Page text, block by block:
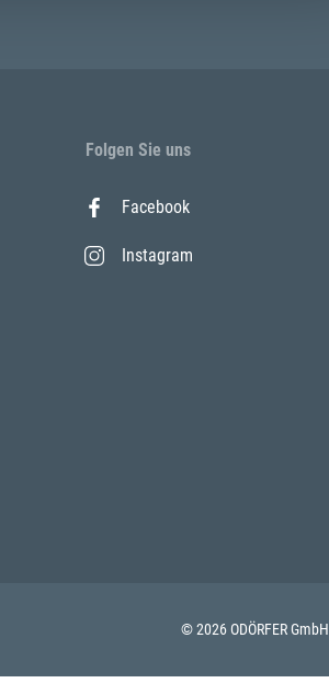
Folgen Sie uns
Facebook
Instagram
© 2026 ODÖRFER GmbH